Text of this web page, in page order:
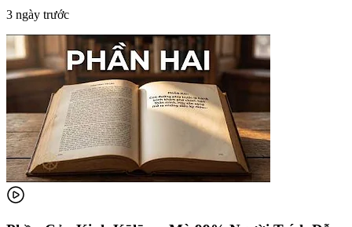
3 ngày trước